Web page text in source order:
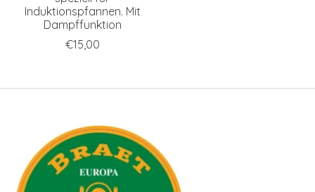
Induktionspfannen. Mit
Dampffunktion
€15,00